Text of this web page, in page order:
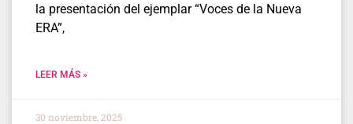
la presentación del ejemplar “Voces de la Nueva
ERA”,
LEER MÁS »
30 noviembre, 2025